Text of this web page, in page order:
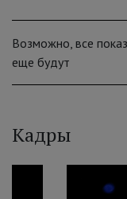
Возможно, все
еще будут
Кадры